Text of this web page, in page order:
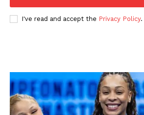
I've read and accept the Privacy Policy.